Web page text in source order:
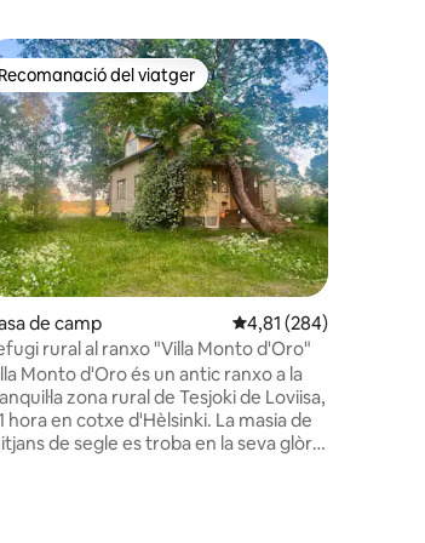
mitjana d'un total de 5; 4 avaluacions
Recomanació del viatger
Recomanació del viatger
de camp 4,81 de puntuació
4,81 (284)
rural al ranxo "Villa Monto d'Oro"
Monto d'Oro és un antic ranxo a la
zona rural de Tesjoki de Loviisa,
hora en cotxe d'Hèlsinki. La masia de
de segle es troba en la seva glòria